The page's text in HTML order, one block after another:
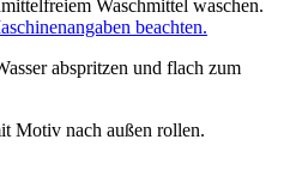
Waschmittel waschen.
beachten.
abspritzen und flach zum
Motiv nach außen rollen.